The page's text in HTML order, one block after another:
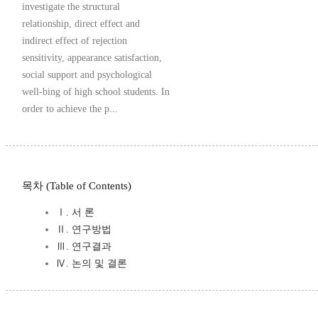
investigate the structural
relationship, direct effect and
indirect effect of rejection
sensitivity, appearance satisfaction,
social support and psychological
well-bing of high school students. In
order to achieve the p...
목차 (Table of Contents)
Ⅰ. 서 론
Ⅱ. 연구방법
Ⅲ. 연구결과
Ⅳ. 논의 및 결론